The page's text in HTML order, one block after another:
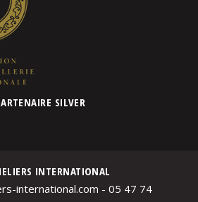
SILVER
INTERNATIONAL
international.com - 05 47 74